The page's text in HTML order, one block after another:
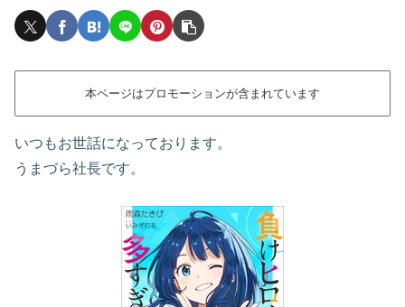
本ページはプロモーションが含まれています
いつもお世話になっております。
うまづら社長です。